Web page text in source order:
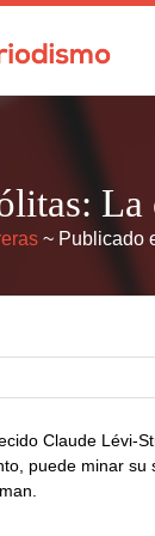
~ Publicado
Claude Lévi-
puede minar